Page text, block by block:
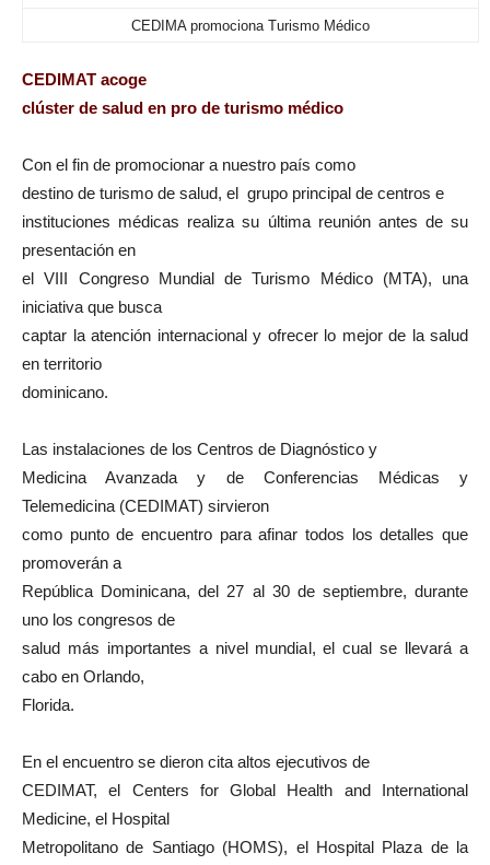
CEDIMA promociona Turismo Médico
CEDIMAT acoge
clúster de salud en pro de turismo médico
Con el fin de promocionar a nuestro país como
destino de turismo de salud, el grupo principal de centros e
instituciones médicas realiza su última reunión antes de su
presentación en
el VIII Congreso Mundial de Turismo Médico (MTA), una
iniciativa que busca
captar la atención internacional y ofrecer lo mejor de la salud
en territorio
dominicano.
Las instalaciones de los Centros de Diagnóstico y
Medicina Avanzada y de Conferencias Médicas y
Telemedicina (CEDIMAT) sirvieron
como punto de encuentro para afinar todos los detalles que
promoverán a
República Dominicana, del 27 al 30 de septiembre, durante
uno los congresos de
salud más importantes a nivel mundial, el cual se llevará a
cabo en Orlando,
Florida.
En el encuentro se dieron cita altos ejecutivos de
CEDIMAT, el Centers for Global Health and International
Medicine, el Hospital
Metropolitano de Santiago (HOMS), el Hospital Plaza de la